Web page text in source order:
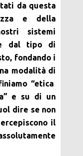
da questa
e della
sistemi
dal tipo di
fondando i
modalità di
“etica
e su di un
dire se non
il